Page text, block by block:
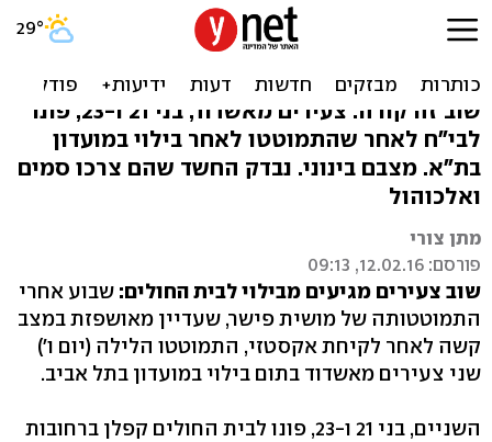
אחרי מושית: שני צעירים
התמוטטו בתום בילוי
שוב זה קורה: צעירים מאשדוד, בני 21 ו-23, פונו
לבי"ח לאחר שהתמוטטו לאחר בילוי במועדון
בת"א. מצבם בינוני. נבדק החשד שהם צרכו סמים
ואלכוהול
מתן צורי
פורסם: 12.02.16, 09:13
שוב צעירים מגיעים מבילוי לבית החולים: שבוע אחרי
התמוטטותה של מושית פישר, שעדיין מאושפזת במצב
קשה לאחר לקיחת אקסטזי, התמוטטו הלילה (יום ו')
שני צעירים מאשדוד בתום בילוי במועדון בתל אביב.
השניים, בני 21 ו-23, פונו לבית החולים קפלן ברחובות